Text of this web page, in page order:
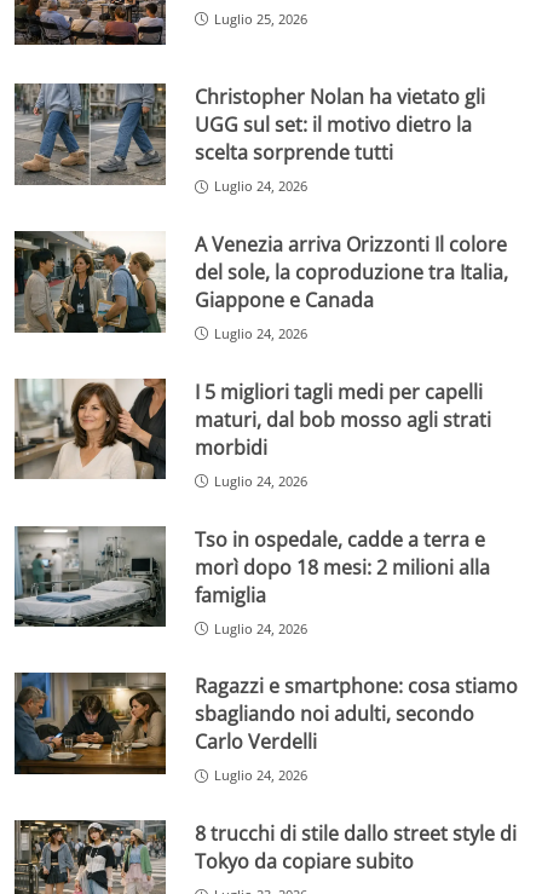
Luglio 25, 2026
Christopher Nolan ha vietato gli
UGG sul set: il motivo dietro la
scelta sorprende tutti
Luglio 24, 2026
A Venezia arriva Orizzonti Il colore
del sole, la coproduzione tra Italia,
Giappone e Canada
Luglio 24, 2026
I 5 migliori tagli medi per capelli
maturi, dal bob mosso agli strati
morbidi
Luglio 24, 2026
Tso in ospedale, cadde a terra e
morì dopo 18 mesi: 2 milioni alla
famiglia
Luglio 24, 2026
Ragazzi e smartphone: cosa stiamo
sbagliando noi adulti, secondo
Carlo Verdelli
Luglio 24, 2026
8 trucchi di stile dallo street style di
Tokyo da copiare subito